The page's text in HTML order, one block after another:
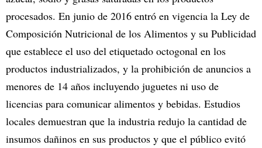
procesados. En junio de 2016 entró en vigencia la Ley de
Composición Nutricional de los Alimentos y su Publicidad
que establece el uso del etiquetado octogonal en los
productos industrializados, y la prohibición de anuncios a
menores de 14 años incluyendo juguetes ni uso de
licencias para comunicar alimentos y bebidas. Estudios
locales demuestran que la industria redujo la cantidad de
insumos dañinos en sus productos y que el público evitó